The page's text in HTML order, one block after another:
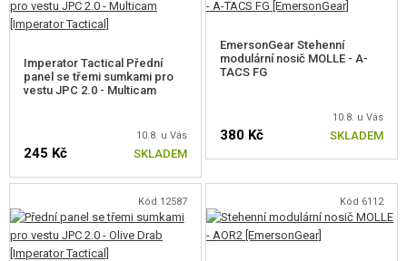
OPASKY
MOLLE PANELY
OBUV, IMPREGNACE
PRVNÍ POMOC A KPZ
NÁŠIVKY
Imperator Tactical Přední
panel se třemi sumkami pro
vestu JPC 2.0 - Multicam
10.8. u Vás
245 Kč SKLADEM
EmersonGear Stehenní
modulární nosič MOLLE - A-
TACS FG
10.8. u Vás
380 Kč SKLADEM
Kód 12587 Kód 6112